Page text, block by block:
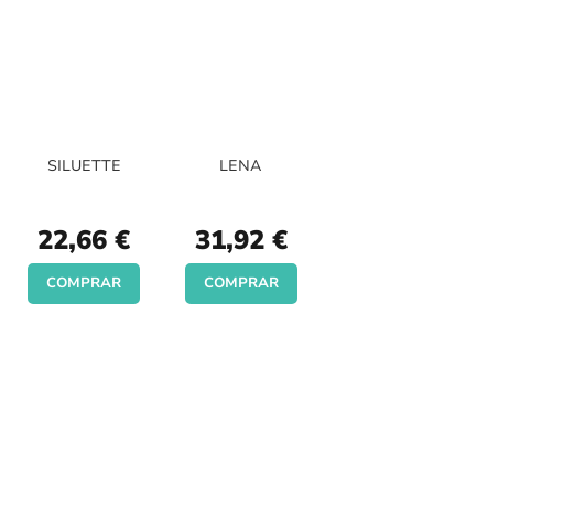
SILUETTE
22,66 €
COMPRAR
LENA
31,92 €
COMPRAR